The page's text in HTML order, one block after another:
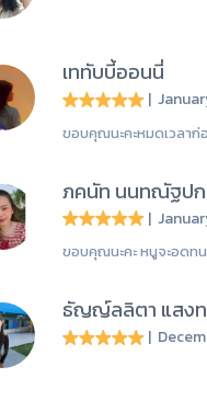
เททับบี้ออนนี่
|
ขอบคุณนะคะหมดเวลาก่
ภคนัท นนทณัฐป
|
ขอบคุณนะคะ หนูจะอดท
ธัญญ์ลลิตา แสง
|